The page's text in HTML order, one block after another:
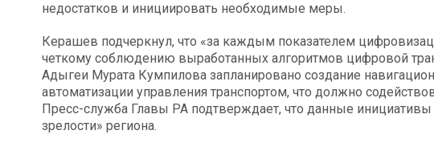
недостатков и инициировать необходимые меры.
Керашев подчеркнул, что «за каждым показателем
четкому соблюдению выработанных алгоритмов цифровой
Адыгеи Мурата Кумпилова запланировано создание
автоматизации управления транспортом, что должно
Пресс-служба Главы РА подтверждает, что данные
зрелости» региона.